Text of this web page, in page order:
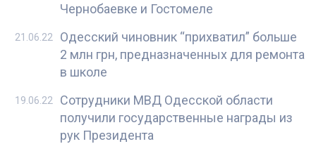
Чернобаевке и Гостомеле
Одесский чиновник “прихватил” больше
2 млн грн, предназначенных для ремонта
в школе
21.06.22
Сотрудники МВД Одесской области
получили государственные награды из
рук Президента
19.06.22